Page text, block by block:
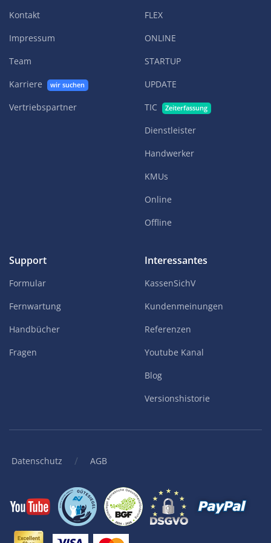
Kontakt
Impressum
Team
Karriere
wir suchen
Vertriebspartner
FLEX
ONLINE
STARTUP
UPDATE
TIC
Zeiterfassung
Dienstleister
Handwerker
KMUs
Online
Offline
Support
Formular
Fernwartung
Handbücher
Fragen
Interessantes
KassenSichV
Kundenmeinungen
Referenzen
Youtube Kanal
Blog
Versionshistorie
Datenschutz / AGB